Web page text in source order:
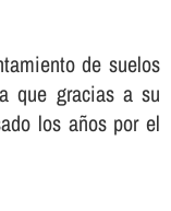
de suelos
que gracias a su
los años por el